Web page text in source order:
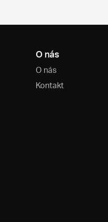
O nás
O nás
Kontakt